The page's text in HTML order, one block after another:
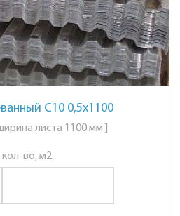
С10 0,5х1100
листа 1100 мм ]
кол-во, м2